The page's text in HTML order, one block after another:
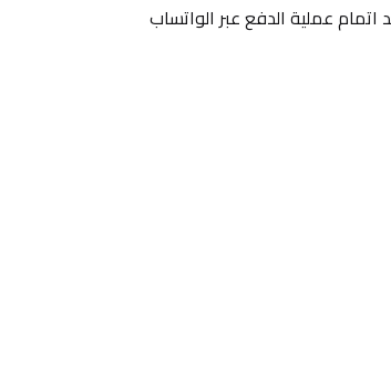
عملية الدفع عبر الواتساب